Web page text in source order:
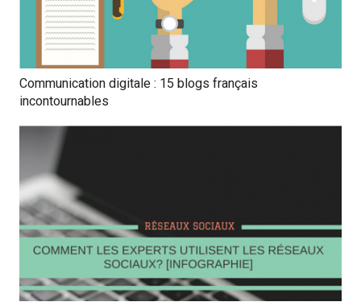
Communication digitale : 15 blogs français
incontournables